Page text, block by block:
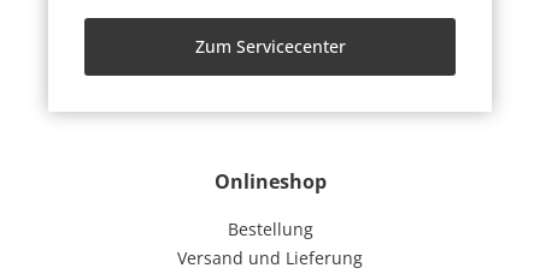
Onlineshop
Bestellung
Versand und Lieferung
Zum Servicecenter